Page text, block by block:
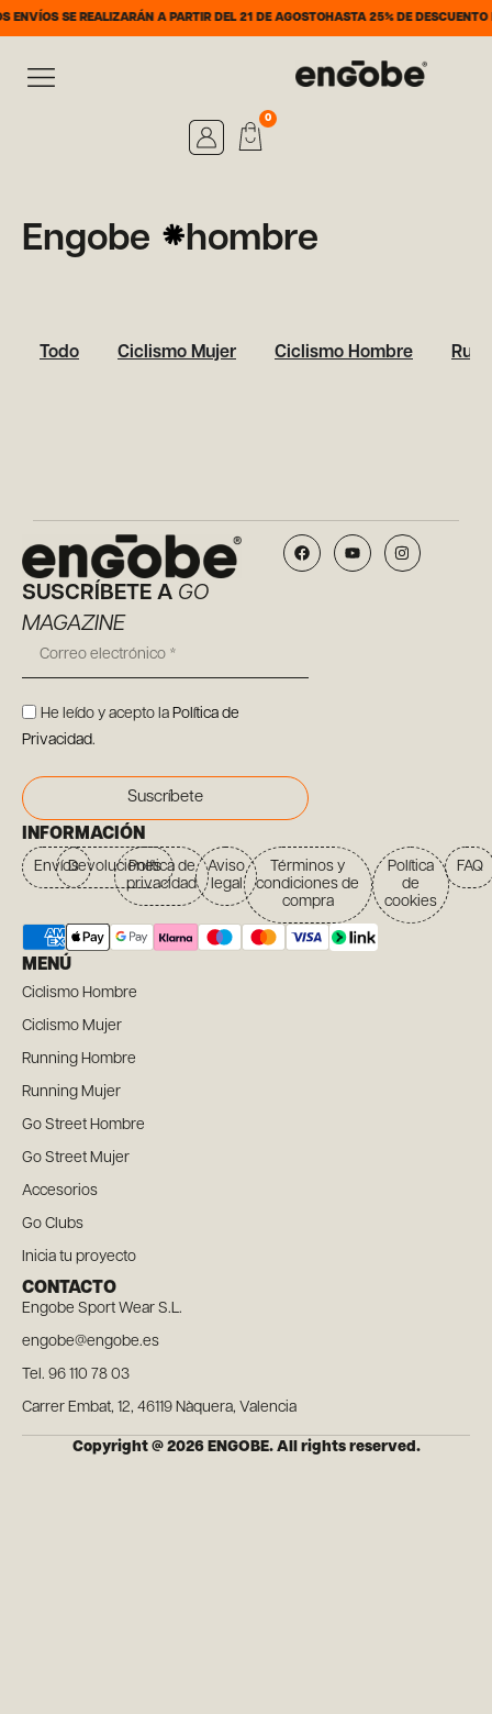
SE REALIZARÁN A PARTIR DEL 21 DE AGOSTOHASTA 25% DE DESCUENTO
0
Engobe hombre
Todo Ciclismo Mujer Ciclismo Hombre
SUSCRÍBETE A GO
MAGAZINE
He leído y acepto la Política de
Privacidad.
Suscríbete
INFORMACIÓN
EnvíosDevolucionesPolítica de
privacidad
Aviso
legal
Términos y
condiciones de
compra
Política
de
cookies
FAQ
MENÚ
Ciclismo Hombre
Ciclismo Mujer
Running Hombre
Running Mujer
Go Street Hombre
Go Street Mujer
Accesorios
Go Clubs
Inicia tu proyecto
CONTACTO
Engobe Sport Wear S.L.
engobe@engobe.es
Tel. 96 110 78 03
Carrer Embat, 12, 46119 Nàquera, Valencia
Copyright @ 2026 ENGOBE. All rights reserved.